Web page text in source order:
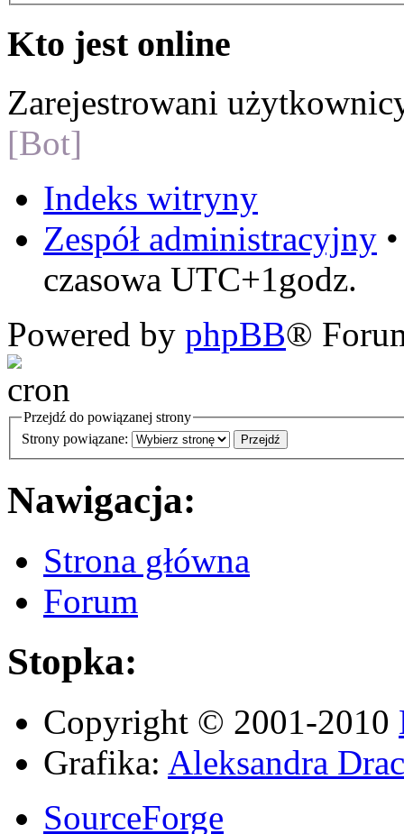
Kto jest online
Zarejestrowani
[Bot]
Indeks witryny
Zespół administracyjny
czasowa UTC+1godz.
Powered by phpBB®
Przejdź do powiązanej strony
Strony powiązane:
Nawigacja:
Strona główna
Forum
Stopka:
Copyright © 2001-2010
Grafika: Aleksandra
SourceForge